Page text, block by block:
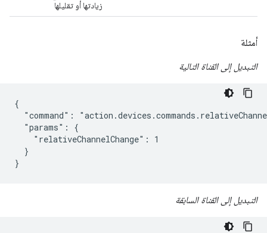
زيادتها أو تقليلها
أمثلة
التبديل إلى القناة التالية
{
"command":
  "params": {
    "relativeChannelChange": 1
  }
}
التبديل إلى القناة السابقة